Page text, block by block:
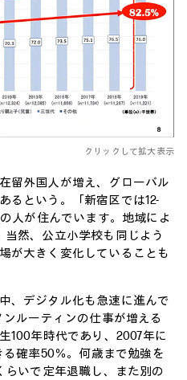
クリックして拡大表示
留外国人が増え、グローバル
るという。「新宿区では12-
人が住んでいます。地域によ
然、公立小学校も同じよう
が大きく変化していることも
、デジタル化も急速に進んで
ルーティンの仕事が増える
100年時代であり、2007年に
確率50％。何歳まで勉強を
らいで定年退職し、また別の